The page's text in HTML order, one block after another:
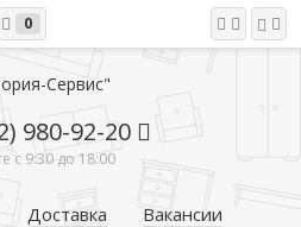
0
980-92-20
с 9:30 до 18:00
Доставка
Вакансии